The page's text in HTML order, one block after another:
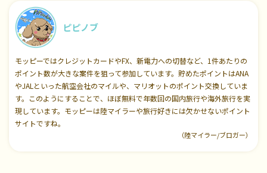
ピピノブ
モッピーではクレジットカードやFX、新電力への切替など、1件あたりの
ポイント数が大きな案件を狙って参加しています。貯めたポイントはANA
やJALといった航空会社のマイルや、マリオットのポイント交換していま
す。このようにすることで、ほぼ無料で年数回の国内旅行や海外旅行を実
現しています。モッピーは陸マイラーや旅行好きには欠かせないポイント
サイトですね。
（陸マイラー/ブロガー）